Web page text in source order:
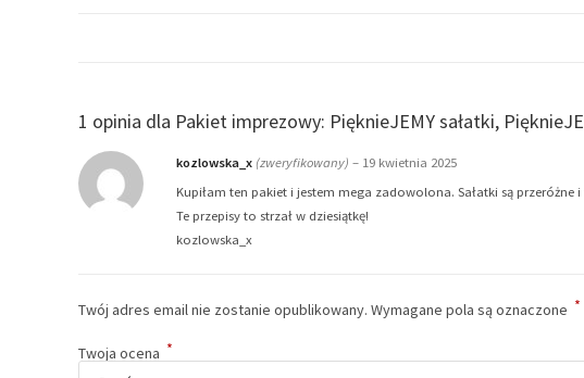
1 opinia dla Pakiet imprezowy: PięknieJEMY sałatki,
kozlowska_x (zweryfikowany) – 19 kwietnia 2025
Kupiłam ten pakiet i jestem mega zadowolona. Sałatki są
Te przepisy to strzał w dziesiątkę!
kozlowska_x
Twój adres email nie zostanie opublikowany. Wymagane pola są oznaczone *
Twoja ocena *